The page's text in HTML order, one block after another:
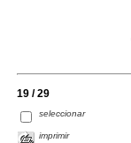
19 / 29
seleccionar
imprimir